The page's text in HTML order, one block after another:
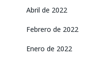
Abril de 2022
Febrero de 2022
Enero de 2022